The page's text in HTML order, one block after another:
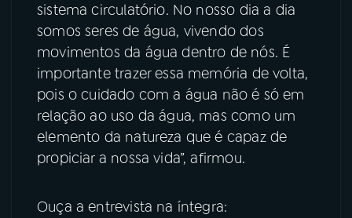
sistema circulatório. No nosso dia a dia
somos seres de água, vivendo dos
movimentos da água dentro de nós. É
importante trazer essa memória de volta,
pois o cuidado com a água não é só em
relação ao uso da água, mas como um
elemento da natureza que é capaz de
propiciar a nossa vida”, afirmou.
Ouça a entrevista na íntegra: